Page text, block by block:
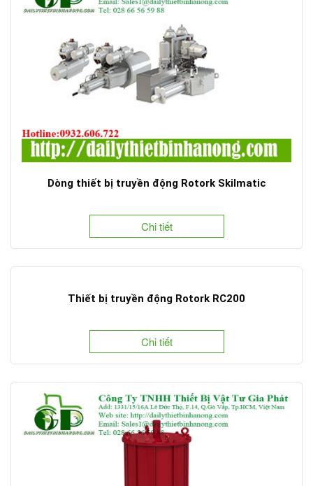
Dòng thiết bị truyền động Rotork Skilmatic
Chi tiết
Thiết bị truyền động Rotork RC200
Chi tiết